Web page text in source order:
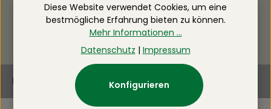
Newsletter
Diese Website verwendet Cookies, um eine
bestmögliche Erfahrung bieten zu können.
Mehr Informationen ...
Datenschutz | Impressum
Konfigurieren